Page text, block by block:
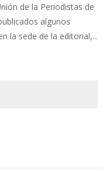
de la Periodistas de
algunos
la sede de la editorial,...